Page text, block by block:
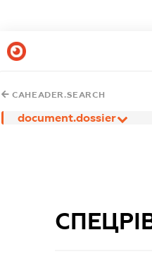
CAHEADER.SEARCH
document.dossier